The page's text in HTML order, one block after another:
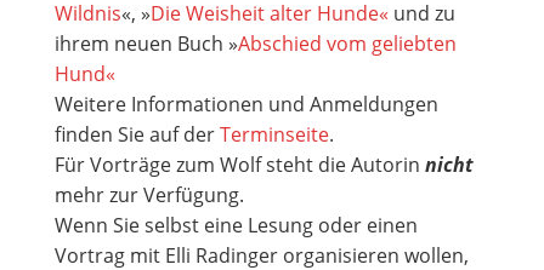
Wildnis«, »Die Weisheit alter Hunde« und zu
ihrem neuen Buch »Abschied vom geliebten
Hund«
Weitere Informationen und Anmeldungen
finden Sie auf derTerminseite.
Für Vorträge zum Wolf steht die Autorin nicht
mehr zur Verfügung.
Wenn Sie selbst eine Lesung oder einen
Vortrag mit Elli Radinger organisieren wollen,